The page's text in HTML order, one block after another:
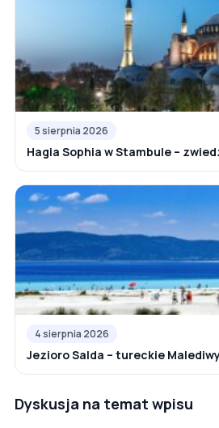
5 sierpnia 2026
Hagia Sophia w Stambule –
4 sierpnia 2026
Jezioro Salda – tureckie
Dyskusja na temat wpisu